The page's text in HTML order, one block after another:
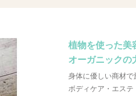
植物を使った美
オーガニックの
身体に優しい商材で
ボディケア・エス